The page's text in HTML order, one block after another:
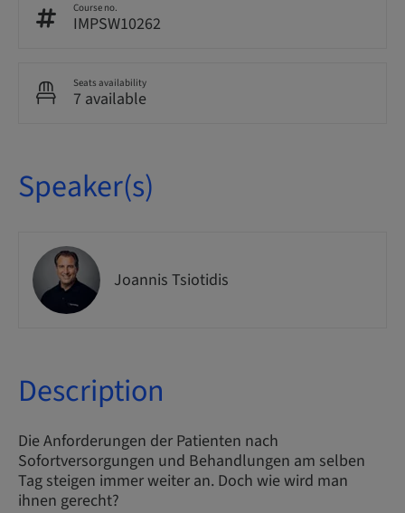
Course no.
IMPSW10262
Seats availability
7 available
Speaker(s)
Joannis Tsiotidis
Description
Die Anforderungen der Patienten nach
Sofortversorgungen und Behandlungen am selben
Tag steigen immer weiter an. Doch wie wird man
ihnen gerecht?